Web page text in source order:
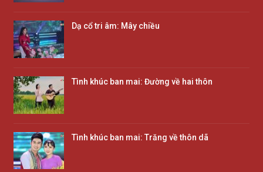
Dạ cổ tri âm: Mây chiều
Tình khúc ban mai: Đường về hai thôn
Tình khúc ban mai: Trăng về thôn dã